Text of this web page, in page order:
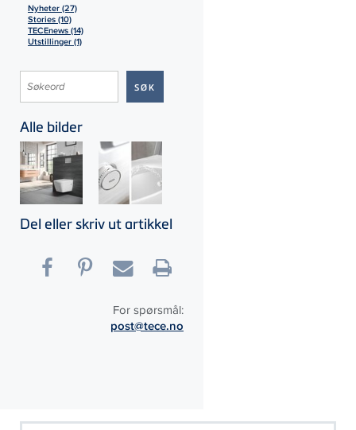
Nyheter (27)
Stories (10)
TECEnews (14)
Utstillinger (1)
Alle bilder
Del eller skriv ut artikkel
For spørsmål:
post@tece.no